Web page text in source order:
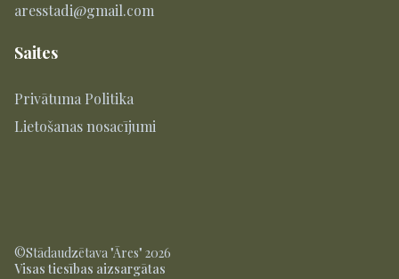
aresstadi@gmail.com
Saites
Privātuma Politika
Lietošanas nosacījumi
©Stādaudzētava "Āres" 2026
Visas tiesības aizsargātas